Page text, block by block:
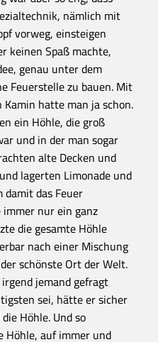
nämlich mit
vorweg, einsteigen
keinen Spaß machte,
genau unter dem
Feuerstelle zu bauen. Mit
hatte man ja schon.
ein Höhle, die groß
und in der man sogar
alte Decken und
lagerten Limonade und
das Feuer
nur ein ganz
die gesamte Höhle
nach einer Mischung
schönste Ort der Welt.
jemand gefragt
sei, hätte er sicher
Höhle. Und so
Höhle, auf immer und